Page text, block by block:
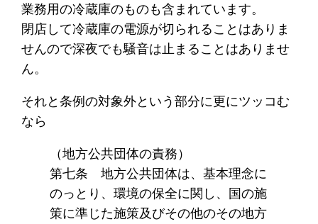
業務用の冷蔵庫のものも含まれています。
閉店して冷蔵庫の電源が切られることはありま
せんので深夜でも騒音は止まることはありませ
ん。
それと条例の対象外という部分に更にツッコむ
なら
（地方公共団体の責務）
第七条 地方公共団体は、基本理念に
のっとり、環境の保全に関し、国の施
策に準じた施策及びその他のその地方